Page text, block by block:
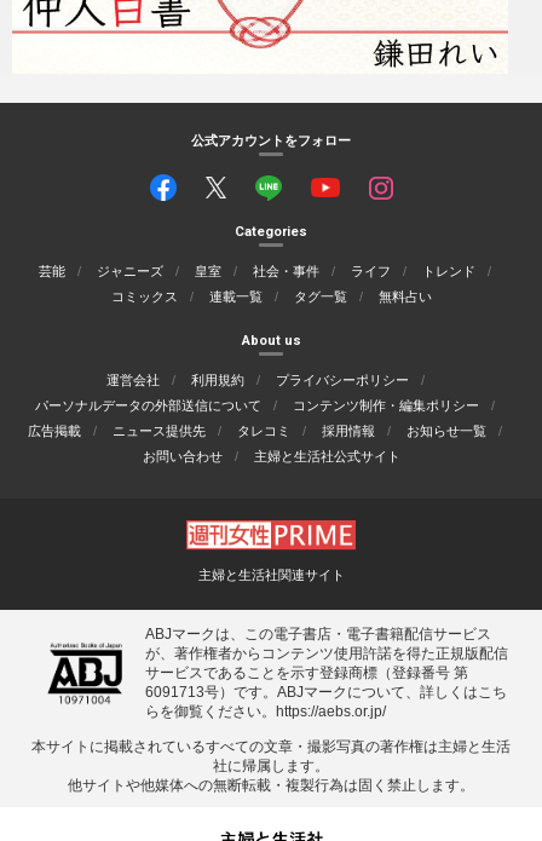
公式アカウントをフォロー
Categories
芸能 ジャニーズ 皇室 社会・事件 ライフ
トレンド
コミックス
連載一覧 タグ一覧 無料占い
About us
運営会社 利用規約
プライバシーポリシー
パーソナルデータの外部送信について
コンテンツ制作・編集ポリシー
広告掲載
ニュース提供先 タレコミ 採用情報
お知らせ一覧
お問い合わせ
主婦と生活社公式サイト
主婦と生活社関連サイト
ABJマークは、この電子書店・電子書籍配信サービス
が、著作権者からコンテンツ使用許諾を得た正規版配信
サービスであることを示す登録商標（登録番号 第
6091713号）です。ABJマークについて、詳しくはこち
らを御覧ください。
https://aebs.or.jp/
本サイトに掲載されているすべての⽂章・撮影写真の著作権は主婦と⽣活
社に帰属します。
他サイトや他媒体への無断転載・複製⾏為は固く禁⽌します。